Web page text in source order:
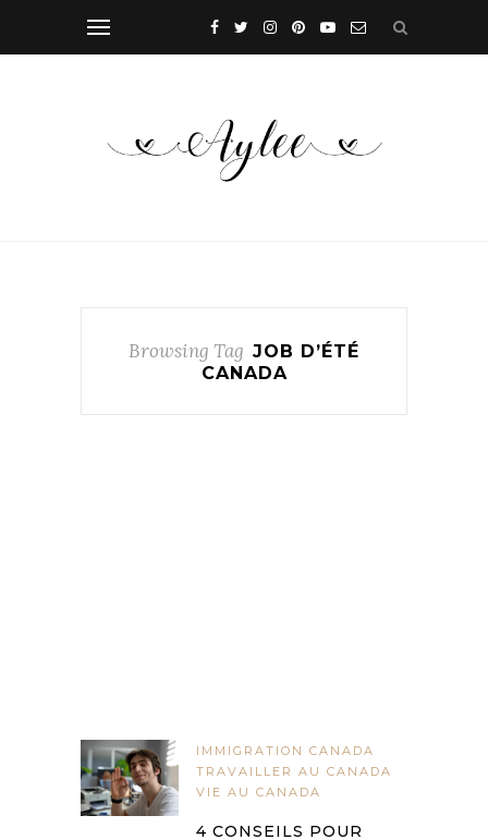
Browsing Tag JOB D’ÉTÉ
CANADA
IMMIGRATION CANADA
TRAVAILLER AU CANADA
VIE AU CANADA
4 CONSEILS POUR